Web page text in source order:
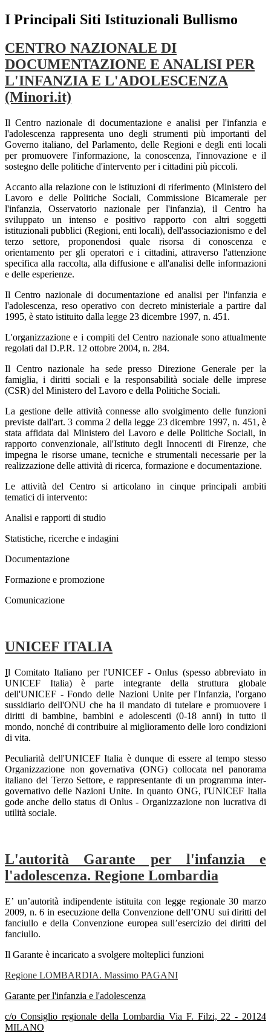
I Principali Siti Istituzionali Bullismo
CENTRO NAZIONALE DI
DOCUMENTAZIONE E ANALISI PER
L'INFANZIA E L'ADOLESCENZA
(Minori.it)
Il Centro nazionale di documentazione e analisi per l'infanzia e
l'adolescenza rappresenta uno degli strumenti più importanti del
Governo italiano, del Parlamento, delle Regioni e degli enti locali
per promuovere l'informazione, la conoscenza, l'innovazione e il
sostegno delle politiche d'intervento per i cittadini più piccoli.
Accanto alla relazione con le istituzioni di riferimento (Ministero del
Lavoro e delle Politiche Sociali, Commissione Bicamerale per
l'infanzia, Osservatorio nazionale per l'infanzia), il Centro ha
sviluppato un intenso e positivo rapporto con altri soggetti
istituzionali pubblici (Regioni, enti locali), dell'associazionismo e del
terzo settore, proponendosi quale risorsa di conoscenza e
orientamento per gli operatori e i cittadini, attraverso l'attenzione
specifica alla raccolta, alla diffusione e all'analisi delle informazioni
e delle esperienze.
Il Centro nazionale di documentazione ed analisi per l'infanzia e
l'adolescenza, reso operativo con decreto ministeriale a partire dal
1995, è stato istituito dalla legge 23 dicembre 1997, n. 451.
L'organizzazione e i compiti del Centro nazionale sono attualmente
regolati dal D.P.R. 12 ottobre 2004, n. 284.
Il Centro nazionale ha sede presso Direzione Generale per la
famiglia, i diritti sociali e la responsabilità sociale delle imprese
(CSR) del Ministero del Lavoro e della Politiche Sociali.
La gestione delle attività connesse allo svolgimento delle funzioni
previste dall'art. 3 comma 2 della legge 23 dicembre 1997, n. 451, è
stata affidata dal Ministero del Lavoro e delle Politiche Sociali, in
rapporto convenzionale, all'Istituto degli Innocenti di Firenze, che
impegna le risorse umane, tecniche e strumentali necessarie per la
realizzazione delle attività di ricerca, formazione e documentazione.
Le attività del Centro si articolano in cinque principali ambiti
tematici di intervento:
Analisi e rapporti di studio
Statistiche, ricerche e indagini
Documentazione
Formazione e promozione
Comunicazione
UNICEF ITALIA
Il Comitato Italiano per l'UNICEF - Onlus (spesso abbreviato in
UNICEF Italia) è parte integrante della struttura globale
dell'UNICEF - Fondo delle Nazioni Unite per l'Infanzia, l'organo
sussidiario dell'ONU che ha il mandato di tutelare e promuovere i
diritti di bambine, bambini e adolescenti (0-18 anni) in tutto il
mondo, nonché di contribuire al miglioramento delle loro condizioni
di vita.
Peculiarità dell'UNICEF Italia è dunque di essere al tempo stesso
Organizzazione non governativa (ONG) collocata nel panorama
italiano del Terzo Settore, e rappresentante di un programma inter-
governativo delle Nazioni Unite. In quanto ONG, l'UNICEF Italia
gode anche dello status di Onlus - Organizzazione non lucrativa di
utilità sociale.
L'autorità Garante per l'infanzia e
l'adolescenza. Regione Lombardia
E’ un’autorità indipendente istituita con legge regionale 30 marzo
2009, n. 6 in esecuzione della Convenzione dell’ONU sui diritti del
fanciullo e della Convenzione europea sull’esercizio dei diritti del
fanciullo.
Il Garante è incaricato a svolgere molteplici funzioni
Regione LOMBARDIA. Massimo PAGANI
Garante per l'infanzia e l'adolescenza
c/o Consiglio regionale della Lombardia Via F. Filzi, 22 - 20124
MILANO